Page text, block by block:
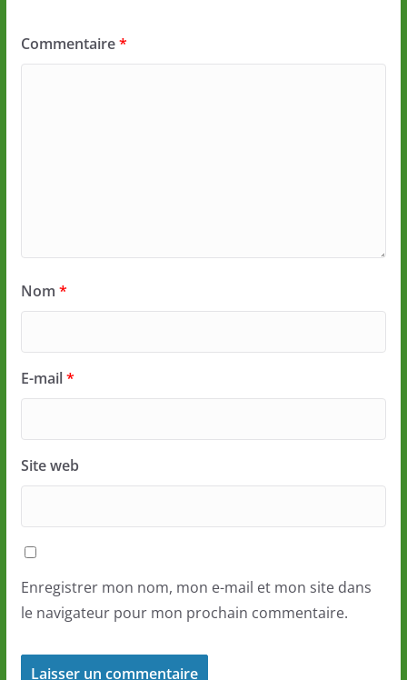
Commentaire*
Nom *
E-mail*
Site web
Enregistrer mon nom, mon e-mail et mon site dans
le navigateur pour mon prochain commentaire.